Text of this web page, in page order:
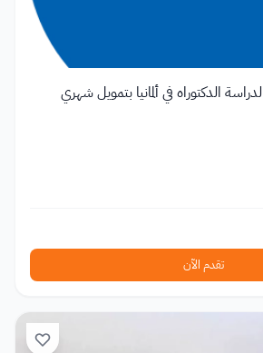
منحة DAAD 2026 لدراسة الدكتوراه في ألمانيا بتمويل شهري
تقدم الآن